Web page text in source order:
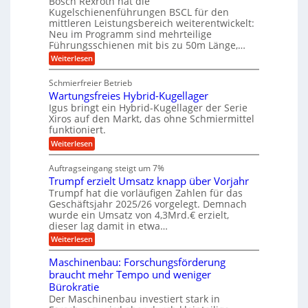
g
e
b
u
n
g
e
n
s
e
H
u
b
b
e
w
e
g
u
n
g
e
n
o
m
o
t
i
v
e
n
d
M
a
s
c
h
i
e
n
b
a
u
l
e
r
W
e
r
k
z
e
u
g
k
r
e
i
s
a
u
Kugelschienenführungen BSCL für den
mittleren Leistungsbereich weiterentwickelt:
Neu im Programm sind mehrteilige
Führungsschienen mit bis zu 50m Länge,…
Weiterlesen:
K
g
e
l
s
c
h
i
e
e
n
f
ü
h
r
u
n
g
e
n
B
S
C
Schmierfreier Betrieb
Wartungsfreies Hybrid-Kugellager
Igus bringt ein Hybrid-Kugellager der Serie
Xiros auf den Markt, das ohne Schmiermittel
funktioniert.
Weiterlesen:
W
r
t
u
n
g
s
f
r
e
e
s
H
y
Auftragseingang steigt um 7%
Trumpf erzielt Umsatz knapp über Vorjahr
Trumpf hat die vorläufigen Zahlen für das
Geschäftsjahr 2025/26 vorgelegt. Demnach
wurde ein Umsatz von 4,3Mrd.€ erzielt,
dieser lag damit in etwa…
Weiterlesen:
T
u
m
p
f
e
Maschinenbau: Forschungsförderung
braucht mehr Tempo und weniger
Bürokratie
Der Maschinenbau investiert stark in